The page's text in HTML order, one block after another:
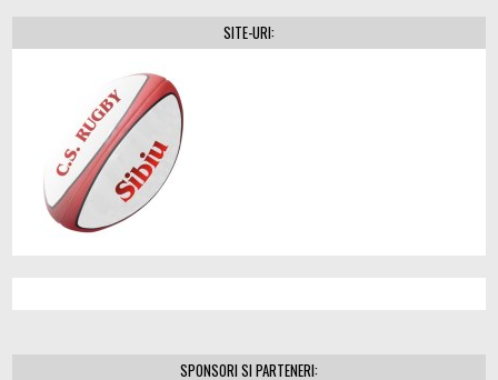
SITE-URI:
SPONSORI SI PARTENERI: